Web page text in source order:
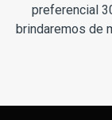
preferencial
brindaremos de